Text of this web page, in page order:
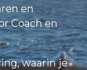
en
Coach en
waarin je